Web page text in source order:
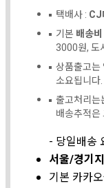
택배사 :
기본 배송
3000원, 도
상품출고는
소요됩니다.
출고처리는
배송추적은
- 당일배송
서울/경기
기본 카카